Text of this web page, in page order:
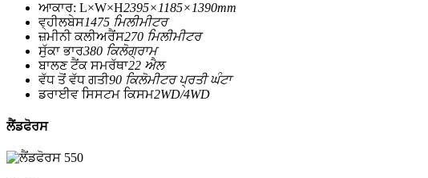
ਆਕਾਰ: L×W×H2395×1185×1390mm
ਵ੍ਹੀਲਬੇਸ1475 ਮਿਲੀਮੀਟਰ
ਜ਼ਮੀਨੀ ਕਲੀਅਰੈਂਸ270 ਮਿਲੀਮੀਟਰ
ਸੁੱਕਾ ਭਾਰ380 ਕਿਲੋਗ੍ਰਾਮ
ਬਾਲਣ ਟੈਂਕ ਸਮਰੱਥਾ22 ਐਲ
ਵੱਧ ਤੋਂ ਵੱਧ ਗਤੀ90 ਕਿਲੋਮੀਟਰ ਪ੍ਰਤੀ ਘੰਟਾ
ਡਰਾਈਵ ਸਿਸਟਮ ਕਿਸਮ2WD/4WD
ਲੈਂਡਫੋਰਸ